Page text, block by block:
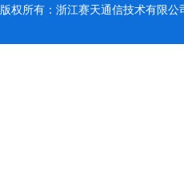
版权所有：浙江赛天通信技术有限公